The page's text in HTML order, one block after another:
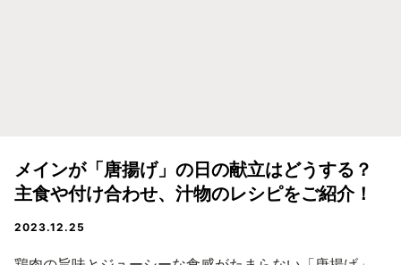
メインが「唐揚げ」の日の献立はどうする？
主食や付け合わせ、汁物のレシピをご紹介！
2023.12.25